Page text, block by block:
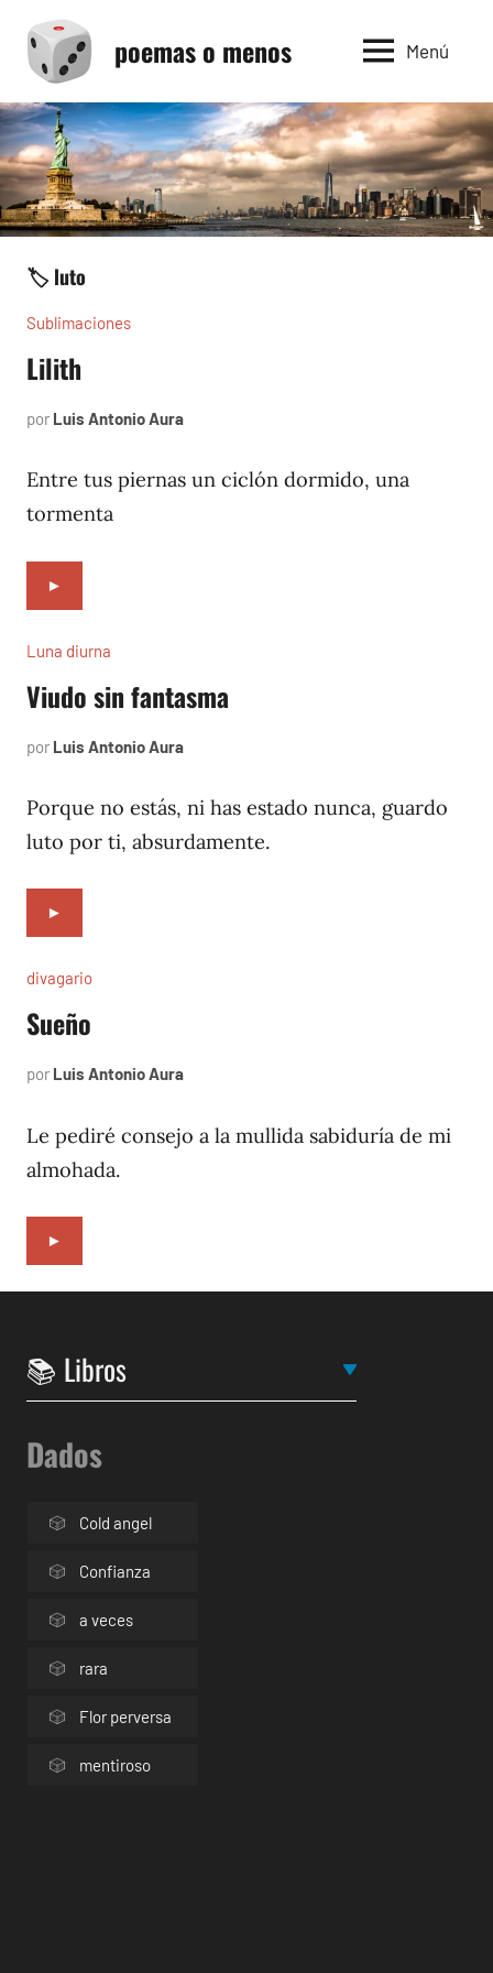
contenido
poemas o menos Menú
🏷️ luto
Sublimaciones
Lilith
por Luis Antonio Aura
2023
Entre tus piernas un ciclón dormido, una
tormenta
►
Luna diurna
Viudo sin fantasma
por Luis Antonio Aura
2002
Porque no estás, ni has estado nunca, guardo
luto por ti, absurdamente.
►
divagario
Sueño
por Luis Antonio Aura
1996
Le pediré consejo a la mullida sabiduría de mi
almohada.
►
Dados
Cold angel
Confianza
a veces
rara
Flor perversa
mentiroso